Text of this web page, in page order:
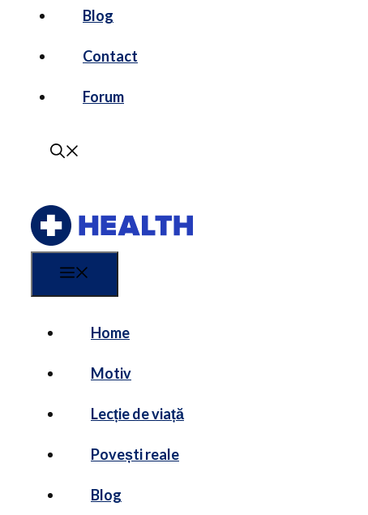
Blog
Contact
Forum
Home
Motiv
Lecție de viață
Povești reale
Blog